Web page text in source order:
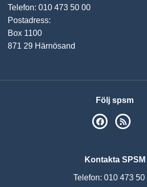
Telefon: 010 473 50 00
Postadress:
Box 1100
871 29 Härnösand
Följ spsm
SPSM på
Kontakta SPSM
Telefon: 010 473 50